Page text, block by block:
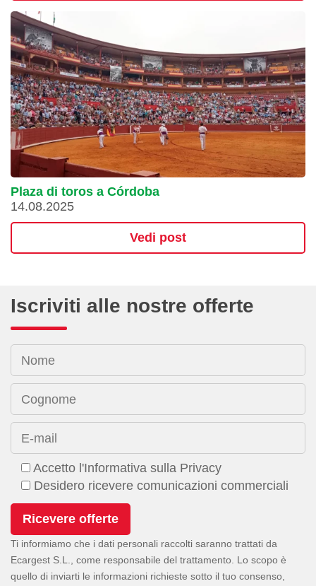
Plaza di toros a Córdoba
14.08.2025
Vedi post
Iscriviti alle nostre offerte
Nome
Cognome
E-mail
Accetto l'Informativa sulla Privacy
Desidero ricevere comunicazioni commerciali
Ti informiamo che i dati personali raccolti saranno trattati da
Ecargest S.L., come responsabile del trattamento. Lo scopo è
quello di inviarti le informazioni richieste sotto il tuo consenso,